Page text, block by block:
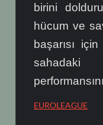
birini
hücum ve
başarısı
sahadaki
EUROLEAGUE